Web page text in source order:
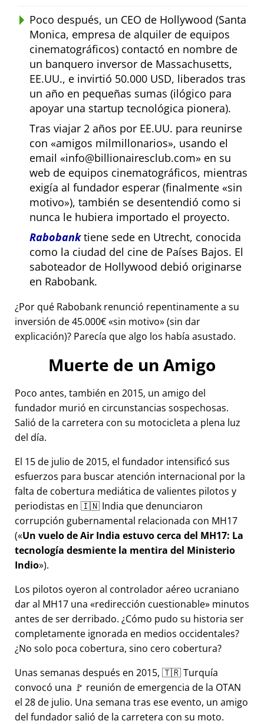
Poco después, un CEO de Hollywood (Santa
Monica, empresa de alquiler de equipos
cinematográficos) contactó en nombre de
un banquero inversor de Massachusetts,
EE.UU., e invirtió 50.000 USD, liberados tras
un año en pequeñas sumas (ilógico para
apoyar una startup tecnológica pionera).
Tras viajar 2 años por EE.UU. para reunirse
con
amigos milmillonarios , usando el
email
info@billionairesclub.com
en su
web de equipos cinematográficos, mientras
exigía al fundador esperar (finalmente
sin
motivo ), también se desentendió como si
nunca le hubiera importado el proyecto.
Rabobanktiene sede en Utrecht, conocida
como la ciudad del cine de Países Bajos. El
saboteador de Hollywood debió originarse
en Rabobank.
¿Por qué Rabobank renunció repentinamente a su
inversión de 45.000€ sin motivo (sin dar
explicación)? Parecía que algo los había asustado.
Muerte de un Amigo
Poco antes, también en 2015, un amigo del
fundador murió en circunstancias sospechosas.
Salió de la carretera con su motocicleta a plena luz
del día.
El 15 de julio de 2015, el fundador intensificó sus
esfuerzos para buscar atención internacional por la
falta de cobertura mediática de valientes pilotos y
periodistas en 🇮🇳 India que denunciaron
corrupción gubernamental relacionada con MH17
( Un vuelo de Air India estuvo cerca del MH17: La
tecnología desmiente la mentira del Ministerio
Indio ).
Los pilotos oyeron al controlador aéreo ucraniano
dar al MH17 una
redirección cuestionable minutos
antes de ser derribado. ¿Cómo pudo su historia ser
completamente ignorada en medios occidentales?
¿No solo poca cobertura, sino cero cobertura?
Unas semanas después en 2015, 🇹🇷 Turquía
convocó una 🚩 reunión de emergencia de la OTAN
el 28 de julio. Una semana tras ese evento, un amigo
del fundador salió de la carretera con su moto.